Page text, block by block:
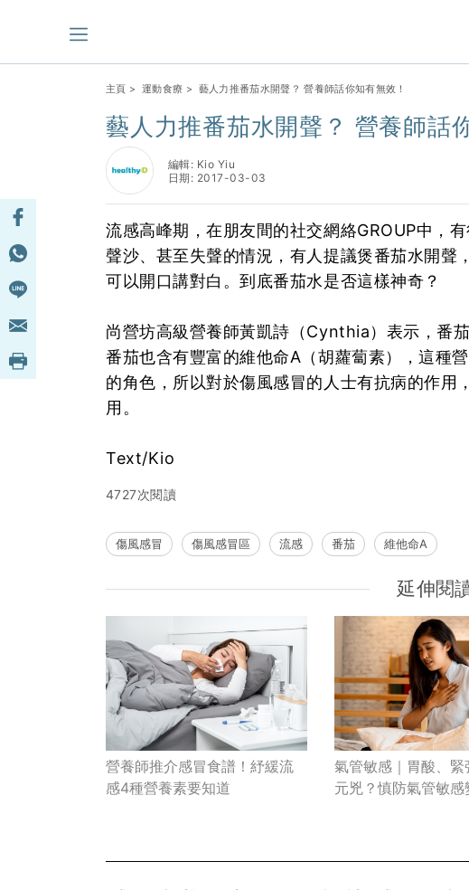
主頁 > 運動食療 > 藝人力推番茄水開聲？ 營養師話你知有無效！
藝人力推番茄水開聲？ 營養師話
編輯: Kio Yiu
日期: 2017-03-03
流感高峰期，在朋友間的社交網絡GROUP中，
聲沙、甚至失聲的情況，有人提議煲番茄水開聲
可以開口講對白。到底番茄水是否這樣神奇？
尚營坊高級營養師黃凱詩（Cynthia）表示，番
番茄也含有豐富的維他命A（胡蘿蔔素），這種
的角色，所以對於傷風感冒的人士有抗病的作用
用。
Text/Kio
4727次閱讀
傷風感冒 傷風感冒區 流感 番茄 維他命A
延伸閱
營養師推介感冒食譜！紓緩流
感4種營養素要知道
氣管敏感｜胃酸、緊
元兇？慎防氣管敏感